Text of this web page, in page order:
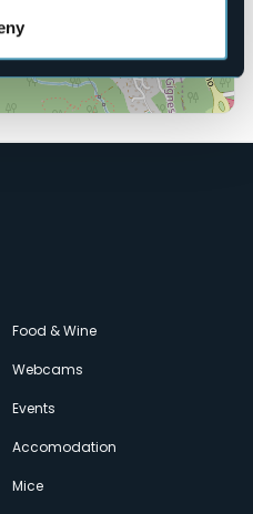
Food & Wine
Webcams
Events
Accomodation
Mice